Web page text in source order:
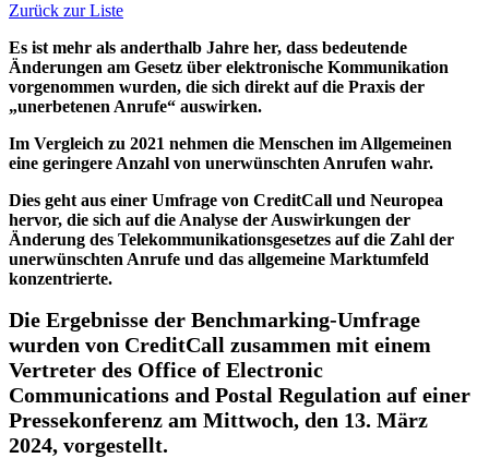
Zurück zur Liste
Es ist mehr als anderthalb Jahre her, dass bedeutende
Änderungen am Gesetz über elektronische Kommunikation
vorgenommen wurden, die sich direkt auf die Praxis der
„unerbetenen Anrufe“ auswirken.
Im Vergleich zu 2021 nehmen die Menschen im Allgemeinen
eine geringere Anzahl von unerwünschten Anrufen wahr.
Dies geht aus einer Umfrage von CreditCall und Neuropea
hervor, die sich auf die Analyse der Auswirkungen der
Änderung des Telekommunikationsgesetzes auf die Zahl der
unerwünschten Anrufe und das allgemeine Marktumfeld
konzentrierte.
Die Ergebnisse der Benchmarking-Umfrage
wurden von CreditCall zusammen mit einem
Vertreter des Office of Electronic
Communications and Postal Regulation auf einer
Pressekonferenz am Mittwoch, den 13. März
2024, vorgestellt.